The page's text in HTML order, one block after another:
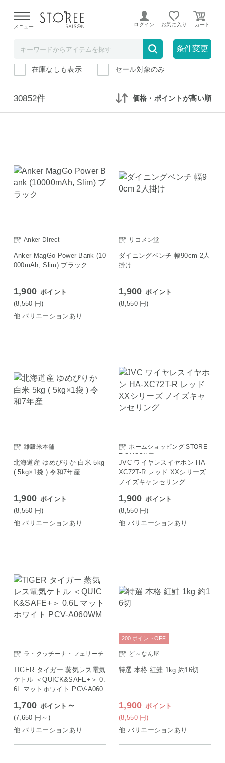
よる配送遅延が発生しております。
メニュー ログイン お気に入り
条件変更
在庫なしも表示 セール対象のみ
30852件 価格・ポイントが高い順
Anker Direct
Anker MagGo Power Bank (10
000mAh, Slim) ブラック
1,900 ポイント
(8,550 円)
他 バリエーションあり
リコメン堂
ダイニングベンチ 幅90cm 2人
掛け
1,900 ポイント
(8,550 円)
雑穀米本舗
北海道産 ゆめぴりか 白米 5kg
( 5kg×1袋 ) 令和7年産
1,900 ポイント
(8,550 円)
他 バリエーションあり
ホームショッピング STORE
E SAISON店
JVC ワイヤレスイヤホン HA-
XC72T-R レッド XXシリーズ
ノイズキャンセリング
1,900 ポイント
(8,550 円)
他 バリエーションあり
ラ・クッチーナ・フェリーチ
TIGER タイガー 蒸気レス電気
ケトル ＜QUICK&SAFE+＞ 0.
6L マットホワイト PCV-A060
WM
1,700 ポイント ～
(7,650 円 ～)
他 バリエーションあり
ど～なん屋
特選 本格 紅鮭 1kg 約16切
1,900 ポイント
(8,550 円)
200 ポイント OFF
他 バリエーションあり